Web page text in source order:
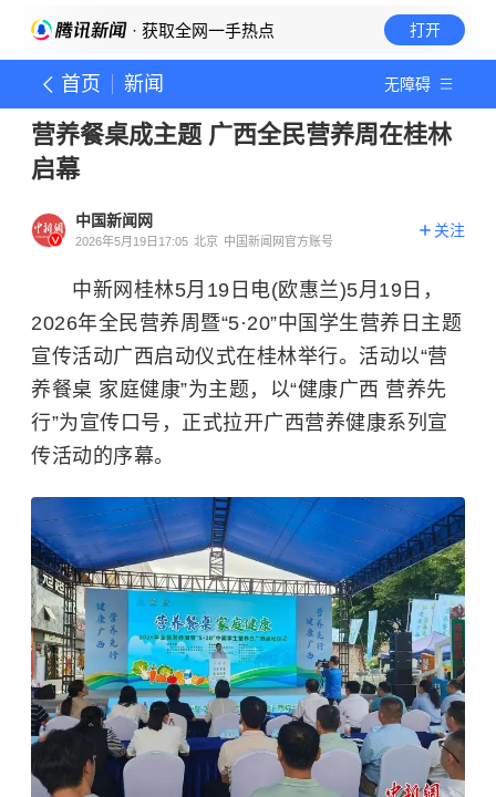
· 获取全网一手热点 打开
首页 新闻 无障碍
营养餐桌成主题 广西全民营养周在桂林
启幕
中国新闻网
2026年5月19日17:05 北京 中国新闻网官方账号
关注
中新网桂林5月19日电(欧惠兰)5月19日，
2026年全民营养周暨“5·20”中国学生营养日主题
宣传活动广西启动仪式在桂林举行。活动以“营
养餐桌 家庭健康”为主题，以“健康广西 营养先
行”为宣传口号，正式拉开广西营养健康系列宣
传活动的序幕。